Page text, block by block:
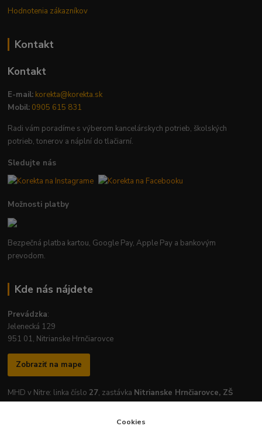
Hodnotenia zákazníkov
Kontakt
Kontakt
E-mail: korekta@korekta.sk
Mobil: 0905 615 831
Radi vám poradíme s výberom kancelárskych potrieb, školských
potrieb, tonerov a náplní do tlačiarní.
Sledujte nás
Možnosti platby
Bezpečná platba kartou, Google Pay, Apple Pay a bankovým
prevodom.
Kde nás nájdete
Prevádzka:
Jelenecká 129
951 01, Nitrianske Hrnčiarovce
Zobraziť na mape
MHD v Nitre: linka číslo 27, zastávka Nitrianske Hrnčiarovce, ZŠ
Cookies